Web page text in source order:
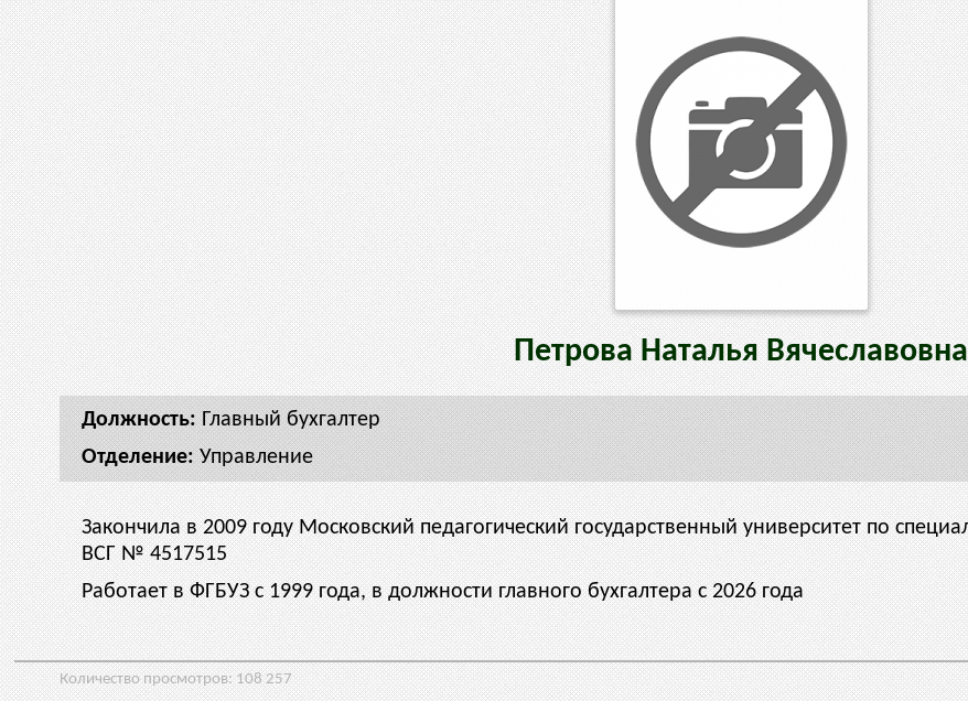
ПетроваНатальяВячеславовна
Главный бухгалтер
Управление
Закончила в 2009 году Московский педагогический государственный университет по
ВСГ № 4517515
Работает в ФГБУЗ с 1999 года, в должности главного бухгалтера с 2026 года
Количество просмотров: 108 257